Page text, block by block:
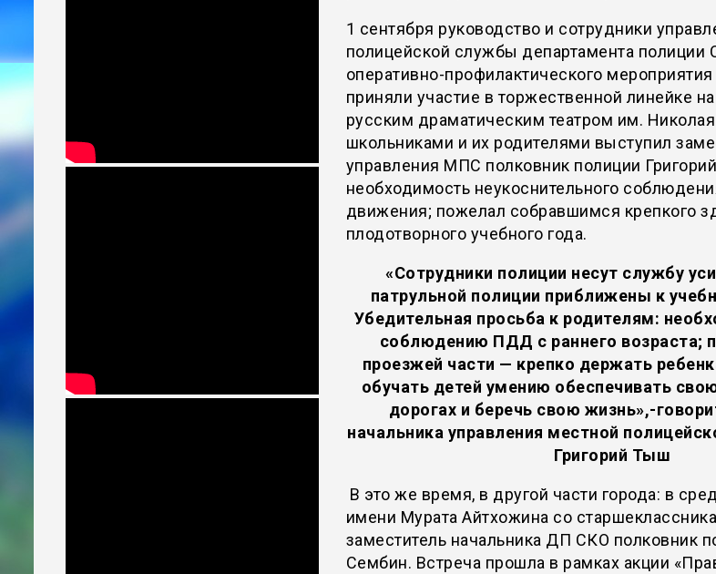
1 сентября руководство и сотрудники
полицейской службы департамента полиции
оперативно-профилактического
приняли участие в торжественной линейке
русским драматическим театром им.
школьниками и их родителями выступил
управления МПС полковник полиции
необходимость неукоснительного
движения; пожелал собравшимся крепкого
плодотворного учебного года.
«Сотрудники полиции несут службу
патрульной полиции приближены к
Убедительная просьба к родителям:
соблюдению ПДД с раннего возраста;
проезжей части — крепко держать
обучать детей умению обеспечивать
дорогах и беречь свою жизнь»,-
начальника управления местной
Григорий Тыш
В это же время, в другой части города: в
имени Мурата Айтхожина со
заместитель начальника ДП СКО полковник
Сембин. Встреча прошла в рамках акции